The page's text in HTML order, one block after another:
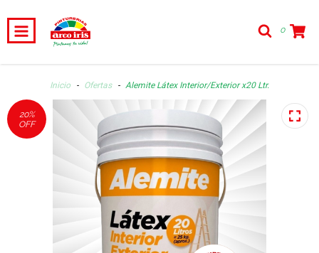
0
Inicio - Ofertas - Alemite Látex Interior/Exterior x20 Ltr.
20%
OFF